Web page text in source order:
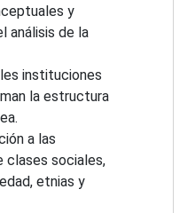
y
análisis de la
instituciones
la estructura
a las
clases sociales,
etnias y